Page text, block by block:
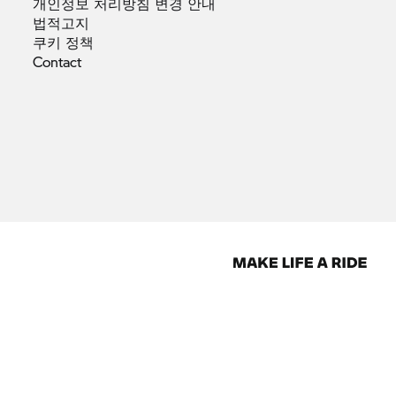
법적고지
쿠키 정책
Contact